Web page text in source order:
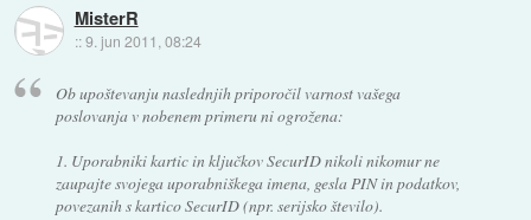
MisterR
::9. jun 2011, 08:24
Ob upoštevanju naslednjih priporočil varnost vašega
poslovanja v nobenem primeru ni ogrožena:
1. Uporabniki kartic in ključkov SecurID nikoli nikomur ne
zaupajte svojega uporabniškega imena, gesla PIN in podatkov,
povezanih s kartico SecurID (npr. serijsko število).